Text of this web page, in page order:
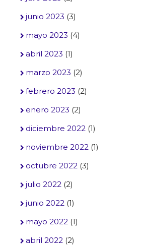
junio 2023 (3)
mayo 2023 (4)
abril 2023 (1)
marzo 2023 (2)
febrero 2023 (2)
enero 2023 (2)
diciembre 2022 (1)
noviembre 2022 (1)
octubre 2022 (3)
julio 2022 (2)
junio 2022 (1)
mayo 2022 (1)
abril 2022 (2)